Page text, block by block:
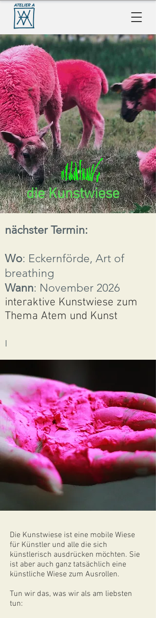
die Kunstwiese
nächster Termin:
Wo: Eckernförde, Art of
breathing
Wann: November 2026
interaktive Kunstwiese zum
Thema Atem und Kunst
I
Die Kunstwiese ist eine mobile Wiese
für Künstler und alle die sich
künstlerisch ausdrücken möchten. Sie
ist aber auch ganz tatsächlich eine
künstliche Wiese zum Ausrollen.
Tun wir das, was wir als am liebsten
tun: